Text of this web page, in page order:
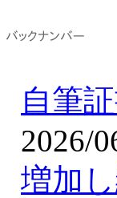
自筆
2026/
増加